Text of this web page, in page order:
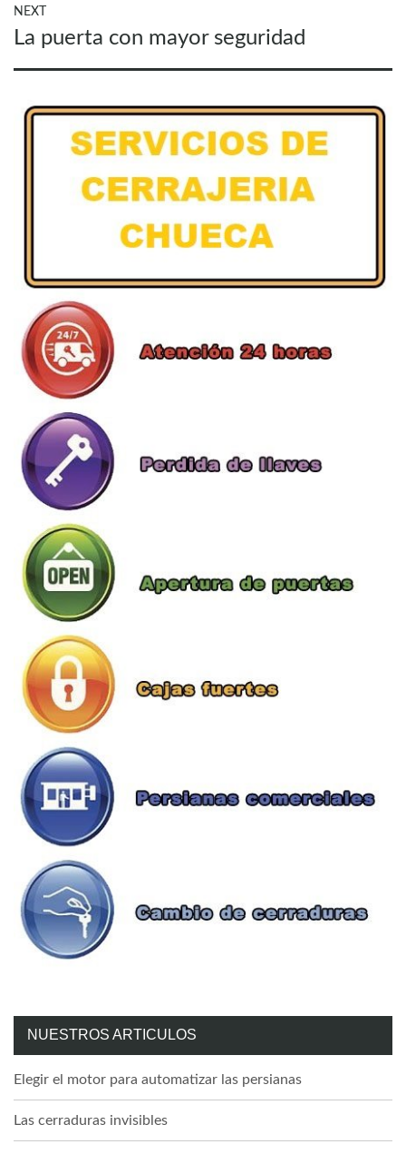
NEXT
Next
La puerta con mayor seguridad
NUESTROS ARTICULOS
Elegir el motor para automatizar las persianas
Las cerraduras invisibles